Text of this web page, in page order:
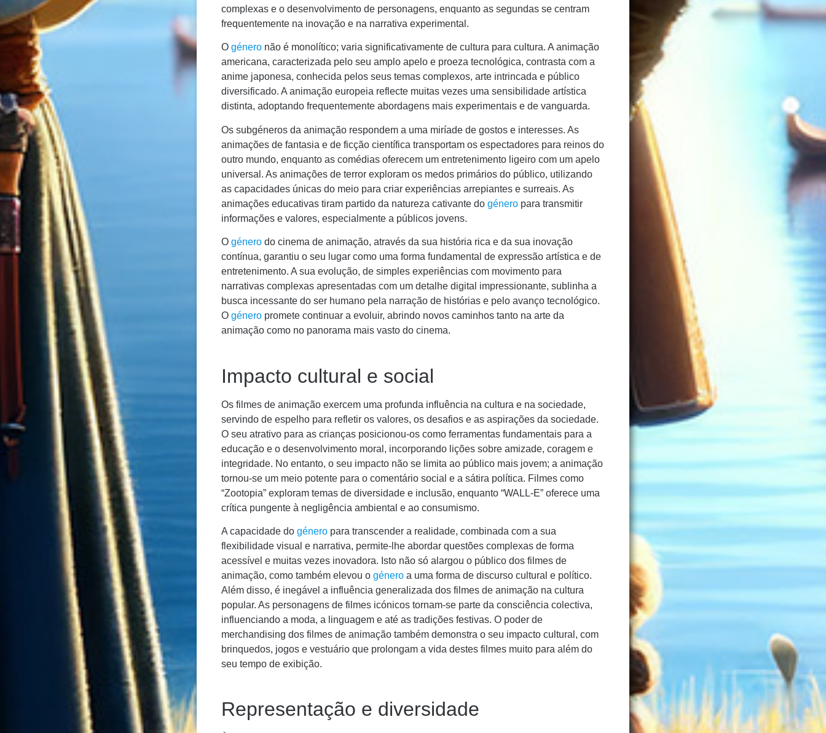
complexas e o desenvolvimento de personagens, enquanto as segundas se centram
frequentemente na inovação e na narrativa experimental.
Ogénero não é monolítico; varia significativamente de cultura para cultura. A animação
americana, caracterizada pelo seu amplo apelo e proeza tecnológica, contrasta com a
anime japonesa, conhecida pelos seus temas complexos, arte intrincada e público
diversificado. A animação europeia reflecte muitas vezes uma sensibilidade artística
distinta, adoptando frequentemente abordagens mais experimentais e de vanguarda.
Os subgéneros da animação respondem a uma miríade de gostos e interesses. As
animações de fantasia e de ficção científica transportam os espectadores para reinos do
outro mundo, enquanto as comédias oferecem um entretenimento ligeiro com um apelo
universal. As animações de terror exploram os medos primários do público, utilizando
as capacidades únicas do meio para criar experiências arrepiantes e surreais. As
animações educativas tiram partido da natureza cativante dogénero para transmitir
informações e valores, especialmente a públicos jovens.
Ogénero do cinema de animação, através da sua história rica e da sua inovação
contínua, garantiu o seu lugar como uma forma fundamental de expressão artística e de
entretenimento. A sua evolução, de simples experiências com movimento para
narrativas complexas apresentadas com um detalhe digital impressionante, sublinha a
busca incessante do ser humano pela narração de histórias e pelo avanço tecnológico.
Ogénero promete continuar a evoluir, abrindo novos caminhos tanto na arte da
animação como no panorama mais vasto do cinema.
Impacto cultural e social
Os filmes de animação exercem uma profunda influência na cultura e na sociedade,
servindo de espelho para refletir os valores, os desafios e as aspirações da sociedade.
O seu atrativo para as crianças posicionou-os como ferramentas fundamentais para a
educação e o desenvolvimento moral, incorporando lições sobre amizade, coragem e
integridade. No entanto, o seu impacto não se limita ao público mais jovem; a animação
tornou-se um meio potente para o comentário social e a sátira política. Filmes como
“Zootopia” exploram temas de diversidade e inclusão, enquanto “WALL-E” oferece uma
crítica pungente à negligência ambiental e ao consumismo.
A capacidade dogénero para transcender a realidade, combinada com a sua
flexibilidade visual e narrativa, permite-lhe abordar questões complexas de forma
acessível e muitas vezes inovadora. Isto não só alargou o público dos filmes de
animação, como também elevou ogénero a uma forma de discurso cultural e político.
Além disso, é inegável a influência generalizada dos filmes de animação na cultura
popular. As personagens de filmes icónicos tornam-se parte da consciência colectiva,
influenciando a moda, a linguagem e até as tradições festivas. O poder de
merchandising dos filmes de animação também demonstra o seu impacto cultural, com
brinquedos, jogos e vestuário que prolongam a vida destes filmes muito para além do
seu tempo de exibição.
Representação e diversidade